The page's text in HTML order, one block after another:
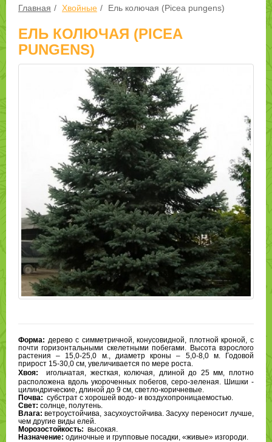
Главная Хвойные Ель колючая (Picea pungens)
ЕЛЬ КОЛЮЧАЯ (PICEA
PUNGENS)
Форма: дерево с симметричной, конусовидной, плотной кроной, с
почти горизонтальными скелетными побегами. Высота взрослого
растения – 15,0-25,0 м., диаметр кроны – 5,0-8,0 м. Годовой
прирост 15-30,0 см, увеличивается по мере роста.
Хвоя:
игольчатая, жесткая, колючая, длиной до 25 мм, плотно
расположена вдоль укороченных побегов, серо-зеленая. Шишки -
цилиндрические, длиной до 9 см, светло-коричневые.
Почва: субстрат с хорошей водо- и воздухопроницаемостью.
Свет: солнце, полутень.
Влага:ветроустойчива, засухоустойчива. Засуху переносит лучше,
чем другие виды елей.
Морозостойкость: высокая.
Назначение: одиночные и групповые посадки, «живые» изгороди.